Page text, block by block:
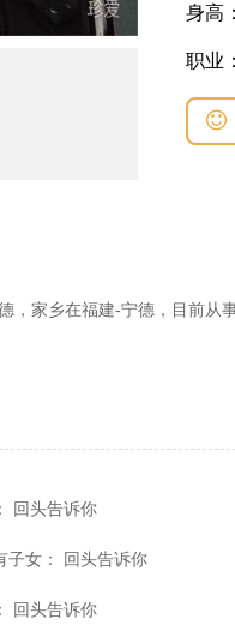
身高：
职业：
，家乡在福建-宁德，目前从
回头告诉你
子女： 回头告诉你
回头告诉你